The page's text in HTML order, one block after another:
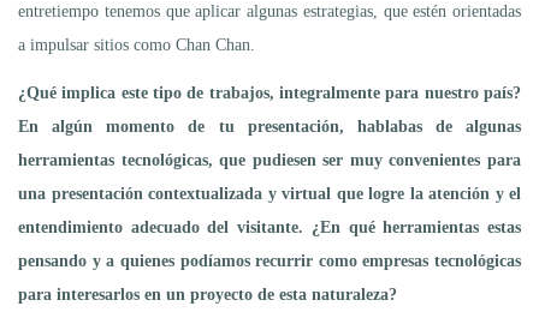
entretiempo tenemos que aplicar algunas estrategias, que estén orientadas
a impulsar sitios como Chan Chan.
¿Qué implica este tipo de trabajos, integralmente para nuestro país?
En algún momento de tu presentación, hablabas de algunas
herramientas tecnológicas, que pudiesen ser muy convenientes para
una presentación contextualizada y virtual que logre la atención y el
entendimiento adecuado del visitante. ¿En qué herramientas estas
pensando y a quienes podíamos recurrir como empresas tecnológicas
para interesarlos en un proyecto de esta naturaleza?